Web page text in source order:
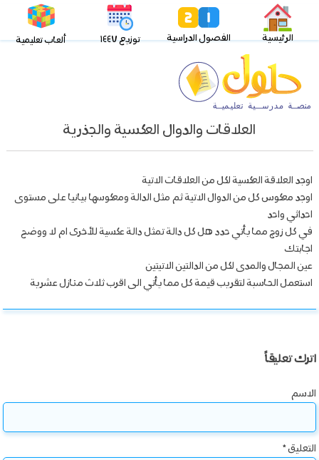
الرئيسية الفصول الدراسية توزيع ١٤٤٧ ألعاب تعليمية
العلاقات والدوال العكسية والجذرية
اوجد العلاقة العكسية لكل من العلاقات الاتية
اوجد معكوس كل من الدوال الاتية ثم مثل الدالة ومعكوسها بيانيا على مستوى
احداثي واحد
في كل زوج مما يأتي حدد هل كل دالة تمثل دالة عكسية للأخرى ام لا ووضح
اجابتك
عين المجال والمدى لكل من الدالتين الاتيتين
استعمل الحاسبة لتقريب قيمة كل مما يأتي الى اقرب ثلاث منازل عشرية
اترك تعليقاً
الاسم
التعليق*